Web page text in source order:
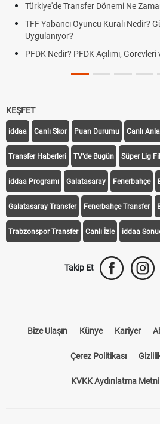
Türkiye'de Transfer Dönemi Ne
TFF Yabancı Oyuncu Kuralı Nedir?
Uygulanıyor?
PFDK Nedir? PFDK Açılımı,
KEŞFET
iddaa Canlı Skor Puan Durumu Canlı
Transfer Haberleri TV'de Bugün Süper Lig
iddaa Programı Galatasaray Fenerbahçe
Galatasaray Transfer Fenerbahçe Transfer
Trabzonspor Transfer Canlı İzle iddaa
Takip Et
Bize Ulaşın Künye Kariyer
Çerez Politikası
KVKK Aydınlatma